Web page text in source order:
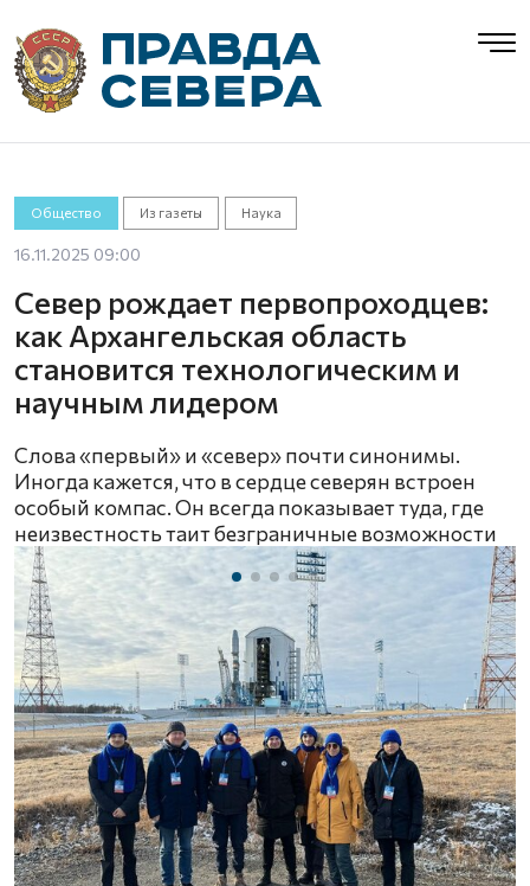
Общество Из газеты Наука
16.11.2025 09:00
Север рождает первопроходцев:
как Архангельская область
становится технологическим и
научным лидером
Слова «первый» и «север» почти синонимы.
Иногда кажется, что в сердце северян встроен
особый компас. Он всегда показывает туда, где
неизвестность таит безграничные возможности